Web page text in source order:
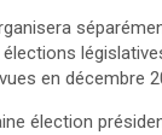
en décembre
élection